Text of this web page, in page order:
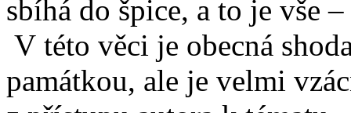
sbíhá do špice, a to je vše
V této věci je obecná
památkou, ale je velmi